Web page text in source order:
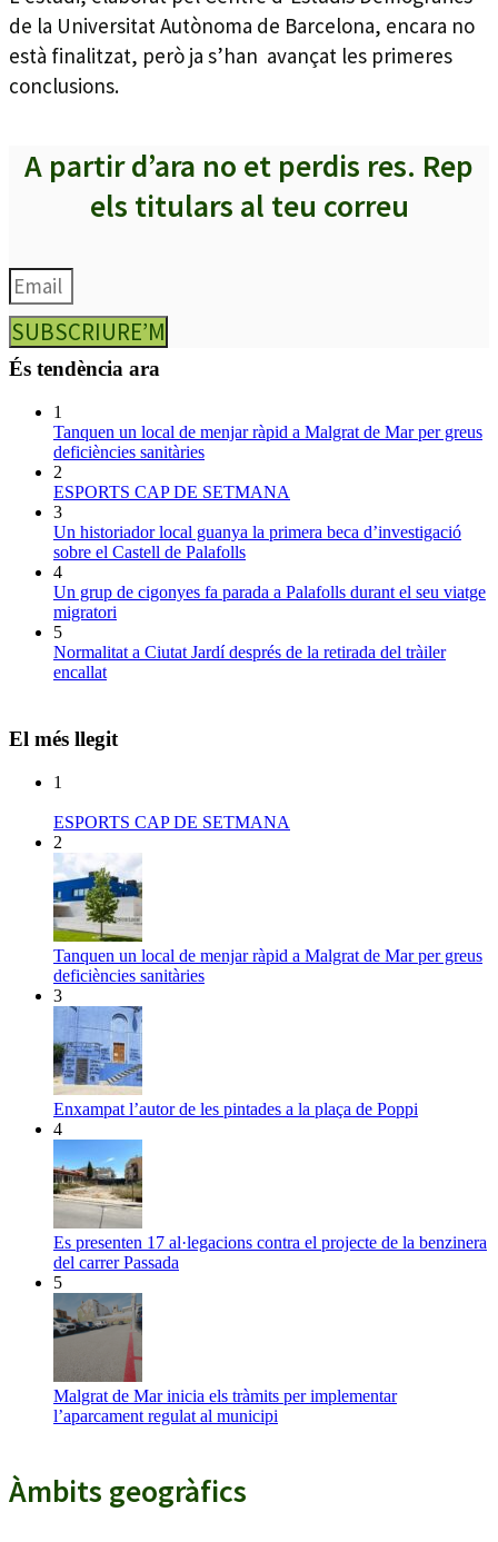
de la Universitat Autònoma de Barcelona, encara no
està finalitzat, però ja s’han avançat les primeres
conclusions.
A partir d’ara no et perdis res. Rep
els titulars al teu correu
SUBSCRIURE’M
És tendència ara
1
Tanquen un local de menjar ràpid a Malgrat de Mar per greus
deficiències sanitàries
2
ESPORTS CAP DE SETMANA
3
Un historiador local guanya la primera beca d’investigació
sobre el Castell de Palafolls
4
Un grup de cigonyes fa parada a Palafolls durant el seu viatge
migratori
5
Normalitat a Ciutat Jardí després de la retirada del tràiler
encallat
El més llegit
1
ESPORTS CAP DE SETMANA
2
Tanquen un local de menjar ràpid a Malgrat de Mar per greus
deficiències sanitàries
3
Enxampat l’autor de les pintades a la plaça de Poppi
4
Es presenten 17 al·legacions contra el projecte de la benzinera
del carrer Passada
5
Malgrat de Mar inicia els tràmits per implementar
l’aparcament regulat al municipi
Àmbits geogràfics